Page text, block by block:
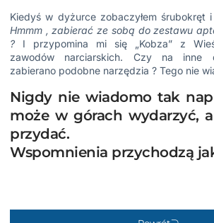
Kiedyś w dyżurce zobaczyłem śrubokręt
Hmmm , zabierać ze sobą do zestawu
? I przypomina mi się „Kobza” z
zawodów narciarskich. Czy na inne
zabierano podobne narzędzia ? Tego nie
Nigdy nie wiadomo tak
może w górach wydarzyć,
przydać.
Wspomnienia przychodzą